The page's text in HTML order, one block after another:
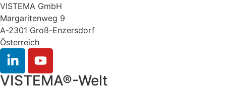
VISTEMA GmbH
Margaritenweg 9
A-2301 Groß-Enzersdorf
Österreich
VISTEMA®-Welt